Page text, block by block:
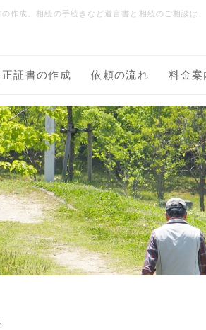
作成、相続の手続きなど遺言書と相続のご相談は
証書の作成 依頼の流れ 料金案